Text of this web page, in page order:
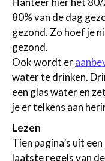
80% van de dag
gezond. Zo hoef je
gezond.
Ook wordt er
water te drinken.
een glas water en
je er telkens aan
Lezen
Tien pagina’s uit
laatste regels van